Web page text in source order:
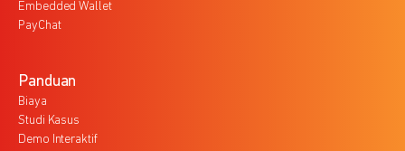
Embedded Wallet
PayChat
Panduan
Biaya
Studi Kasus
Demo Interaktif